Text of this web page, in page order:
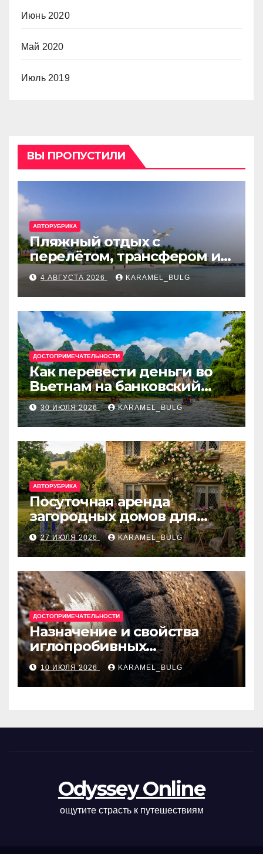
Июнь 2020
Май 2020
Июль 2019
ВЫ ПРОПУСТИЛИ
АВТОРУБРИКА
Пляжный отдых с
перелётом, трансфером и
отелем на Мальдивах, в
Турции, Греции, Таиланде
и Европе
4 АВГУСТА 2026 KARAMEL_BULG
ДОСТОПРИМЕЧАТЕЛЬНОСТИ
Как перевести деньги во
Вьетнам на банковский
счёт: VietcomBank, BIDV,
Techcombank и другие
банки
30 ИЮЛЯ 2026 KARAMEL_BULG
АВТОРУБРИКА
Посуточная аренда
загородных домов для
отдыха
27 ИЮЛЯ 2026 KARAMEL_BULG
ДОСТОПРИМЕЧАТЕЛЬНОСТИ
Назначение и свойства
иглопробивных
базальтовых огнеупорных
матов
10 ИЮЛЯ 2026 KARAMEL_BULG
Odyssey Online
ощутите страсть к путешествиям